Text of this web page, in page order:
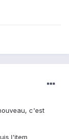
c'est
l'item